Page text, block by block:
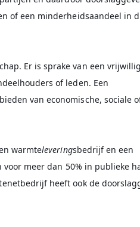
of een minderheidsaandeel in
Er is sprake van een
of leden. Een
van economische, sociale
warmteleveringsbedrijf en een
meer dan 50% in publieke
heeft ook de